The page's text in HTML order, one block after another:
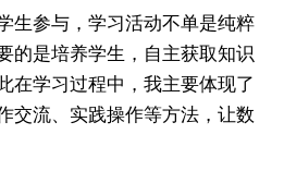
参与，学习活动不单是纯粹
的是培养学生，自主获取知识
在学习过程中，我主要体现了
交流、实践操作等方法，让数